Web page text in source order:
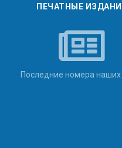
ПЕЧАТНЫЕ
Последние номера наших